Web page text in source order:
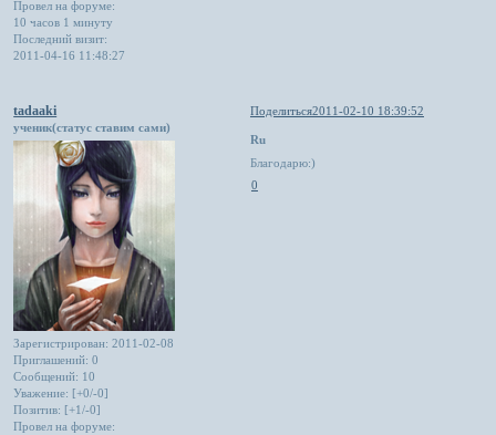
Провел на форуме:
10 часов 1 минуту
Последний визит:
2011-04-16 11:48:27
Поделиться2011-02-10 18:39:52
tadaaki
ученик(статус ставим сами)
Зарегистрирован: 2011-02-08
Приглашений: 0
Сообщений: 10
Уважение: [+0/-0]
Позитив: [+1/-0]
Провел на форуме:
Ru
Благодарю:)
0